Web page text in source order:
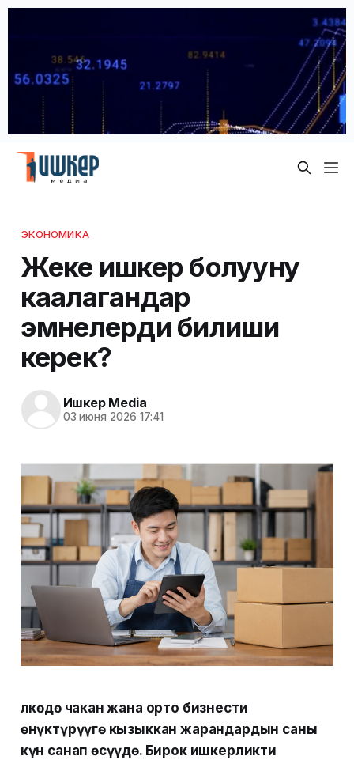
ЭКОНОМИКА
Жеке ишкер болууну
каалагандар
эмнелерди билиши
керек?
Ишкер Media
03 июня 2026 17:41
Өлкөдө чакан жана орто бизнести
өнүктүрүүгө кызыккан жарандардын саны
күн санап өсүүдө. Бирок ишкерликти